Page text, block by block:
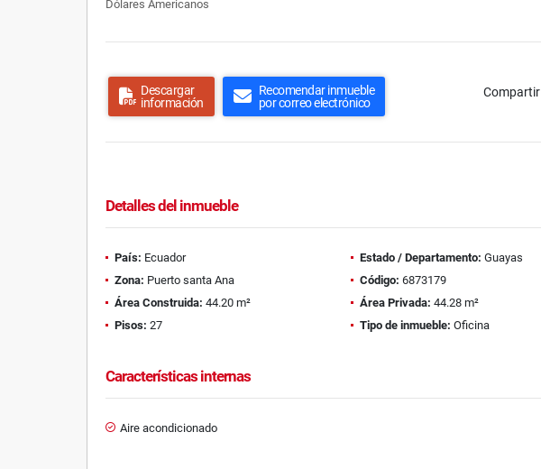
Dólares Americanos
Descargar
información
Recomendar inmueble
por correo electrónico
Compartir
Detalles del inmueble
País: Ecuador Estado / Departamento: Guayas
Zona: Puerto santa Ana Código: 6873179
Área Construida: 44.20 m² Área Privada: 44.28 m²
Pisos: 27 Tipo de inmueble: Oficina
Características internas
Aire acondicionado